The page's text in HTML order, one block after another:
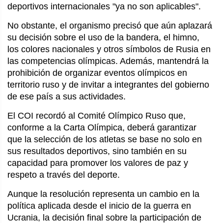
deportivos internacionales "ya no son aplicables".
No obstante, el organismo precisó que aún aplazará
su decisión sobre el uso de la bandera, el himno,
los colores nacionales y otros símbolos de Rusia en
las competencias olímpicas. Además, mantendrá la
prohibición de organizar eventos olímpicos en
territorio ruso y de invitar a integrantes del gobierno
de ese país a sus actividades.
El COI recordó al Comité Olímpico Ruso que,
conforme a la Carta Olímpica, deberá garantizar
que la selección de los atletas se base no solo en
sus resultados deportivos, sino también en su
capacidad para promover los valores de paz y
respeto a través del deporte.
Aunque la resolución representa un cambio en la
política aplicada desde el inicio de la guerra en
Ucrania, la decisión final sobre la participación de